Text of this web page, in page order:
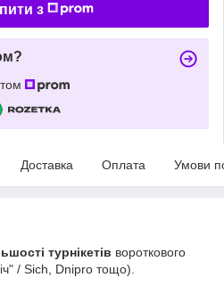
з
Доставка Оплата Умови
турнікетів вороткового
/ Sich, Dnipro тощо).